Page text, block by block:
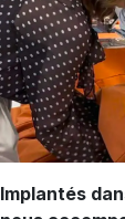
Implantés